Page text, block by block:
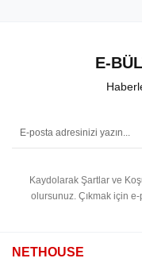
E-
Kaydolarak Şartlar ve
olursunuz. Çıkmak için e-
NETHOUSE